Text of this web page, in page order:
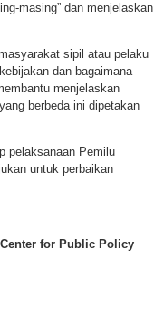
masing” dan menjelaskan
sipil atau pelaku
dan bagaimana
menjelaskan
berbeda ini dipetakan
pelaksanaan Pemilu
untuk perbaikan
for Public Policy